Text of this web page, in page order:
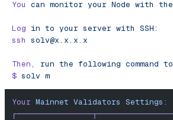
You can monitor your Node with the
Log in to your server with SSH:
ssh solv@x.x.x.x
Then, run the following command to
$ solv m
Your Mainnet Validators Settings: